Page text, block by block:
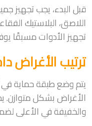
قبل البدء، يجب تجهيز
اللاصق، البلاستيك
تجهيز الأدوات مسبقًا
ترتيب الأغراض
يتم وضع طبقة حماية في
الأغراض بشكل متوازن.
والخفيفة في الأعلى